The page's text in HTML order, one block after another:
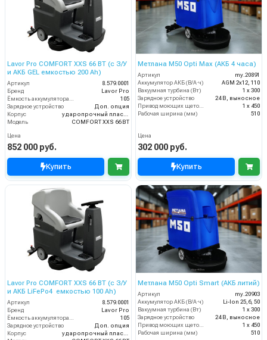
Lavor Pro COMFORT XXS 66 BT (с З/У
и АКБ GEL емкостью 200 Ah)
Артикул
8.579.0001
Бренд
Lavor Pro
105
Зарядное устройство
Доп. опция
Корпус
Модель
COMFORT XXS 66 BT
Цена
852 000 руб.
Купить
Метлана М50 Opti Max (АКБ 4 часа)
Артикул
my.20891
Аккумулятор АКБ (В/А·ч)
AGM 2х12, 110
Вакуумная турбина (Вт)
1 х 300
Зарядное устройство
24 В, выносное
1 х 450
Рабочая ширина (мм)
510
Цена
302 000 руб.
Купить
Lavor Pro COMFORT XXS 66 BT (с З/У
и АКБ LiFePo4 емкостью 100 Ah)
Артикул
8.579.0001
Бренд
Lavor Pro
105
Зарядное устройство
Доп. опция
Корпус
Метлана М50 Opti Smart (АКБ литий)
Артикул
my.20903
Аккумулятор АКБ (В/А·ч)
Li-Ion 25,6, 50
Вакуумная турбина (Вт)
1 х 300
Зарядное устройство
24 В, выносное
1 х 450
Рабочая ширина (мм)
510